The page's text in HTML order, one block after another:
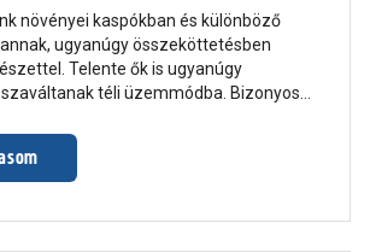
növényei kaspókban és különböző
ugyanúgy összeköttetésben
Telente ők is ugyanúgy
téli üzemmódba. Bizonyos
azt vesszük át, hogyan lehet gond
teleltetni, valamint a kedvenc télen is